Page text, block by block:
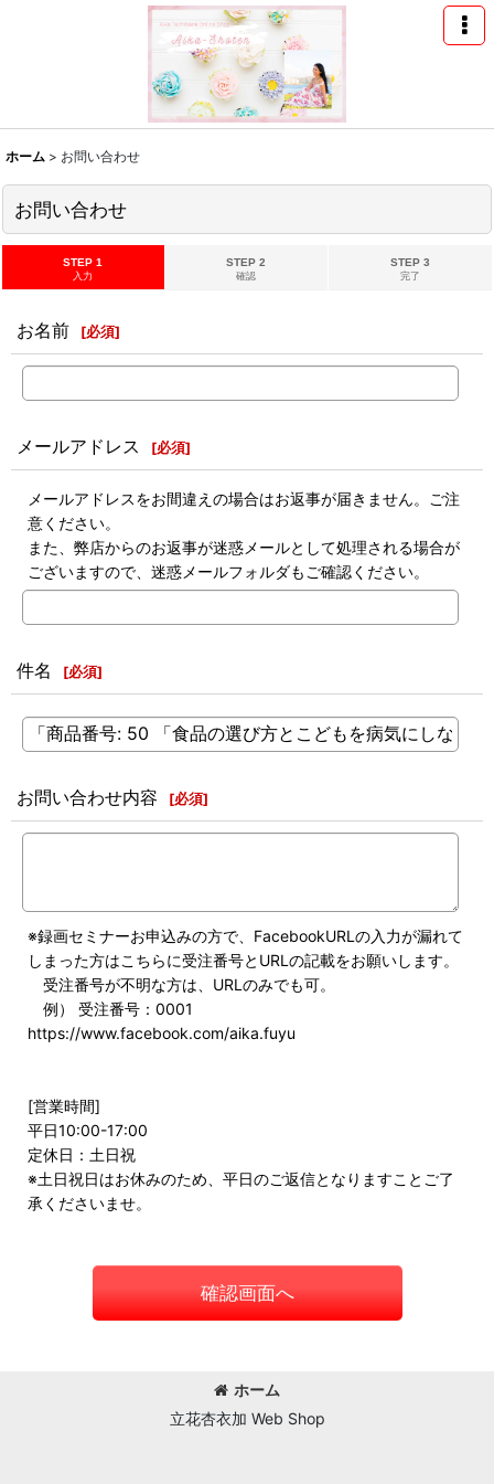
ホーム > お問い合わせ
お問い合わせ
STEP 1
入力
STEP 2
確認
STEP 3
完了
お名前 [必須]
メールアドレス [必須]
メールアドレスをお間違えの場合はお返事が届きません。ご注
意ください。
また、弊店からのお返事が迷惑メールとして処理される場合が
ございますので、迷惑メールフォルダもご確認ください。
件名 [必須]
お問い合わせ内容 [必須]
※録画セミナーお申込みの方で、FacebookURLの入力が漏れて
しまった方はこちらに受注番号とURLの記載をお願いします。
受注番号が不明な方は、URLのみでも可。
例） 受注番号：0001
https://www.facebook.com/aika.fuyu
[営業時間]
平日10:00-17:00
定休日：土日祝
※土日祝日はお休みのため、平日のご返信となりますことご了
承くださいませ。
確認画面へ
ホーム
立花杏衣加 Web Shop